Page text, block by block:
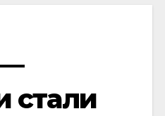
—
стали